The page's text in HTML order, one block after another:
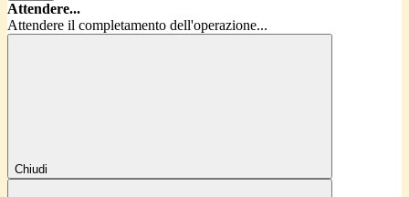
Attendere...
Attendere il completamento dell'operazione...
Chiudi